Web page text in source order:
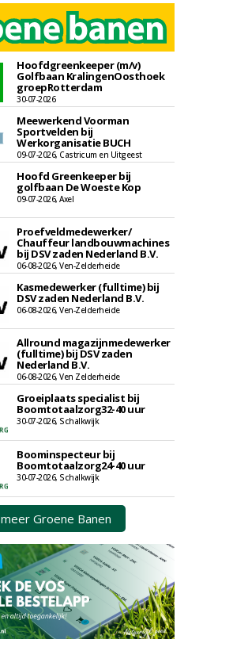
Hoofdgreenkeeper (m/v)
Golfbaan KralingenOosthoek
groepRotterdam
30-07-2026
Meewerkend Voorman
Sportvelden bij
Werkorganisatie BUCH
09-07-2026, Castricum en Uitgeest
Hoofd Greenkeeper bij
golfbaan De Woeste Kop
09-07-2026, Axel
Proefveldmedewerker/
Chauffeur landbouwmachines
bij DSV zaden Nederland B.V.
06-08-2026, Ven-Zelderheide
Kasmedewerker (fulltime) bij
DSV zaden Nederland B.V.
06-08-2026, Ven-Zelderheide
Allround magazijnmedewerker
(fulltime) bij DSV zaden
Nederland B.V.
06-08-2026, Ven Zelderheide
Groeiplaats specialist bij
Boomtotaalzorg32-40 uur
30-07-2026, Schalkwijk
Boominspecteur bij
Boomtotaalzorg24-40 uur
30-07-2026, Schalkwijk
meer Groene Banen